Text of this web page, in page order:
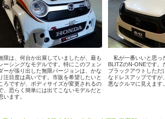
限は、何台か出展していましたが、最も
ーシングなモデルです。特にこのフェン
ーが張り出した無限バージョンは、かな
注目度は高いです。市販を希望したいと
ろですが、ボディサイズが変更されるの
、恐らく簡単には出てこないモデルだと
います。
私が一番いいと思っ
BLITZのN-ONEです。
ブラックアウトしただ
なドレスアップですが
悪なクルマに見えます。